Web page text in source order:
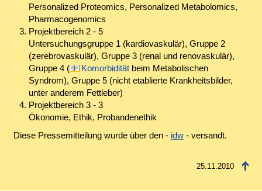
Personalized Proteomics, Personalized Metabolomics,
Pharmacogenomics
Projektbereich 2 - 5
Untersuchungsgruppe 1 (kardiovaskulär), Gruppe 2
(zerebrovaskulär), Gruppe 3 (renal und renovaskulär),
Gruppe 4 (
Komorbidität beim Metabolischen
Syndrom), Gruppe 5 (nicht etablierte Krankheitsbilder,
unter anderem Fettleber)
Projektbereich 3 - 3
Ökonomie, Ethik, Probandenethik
Diese Pressemitteilung wurde über den - idw- versandt.
25.11.2010